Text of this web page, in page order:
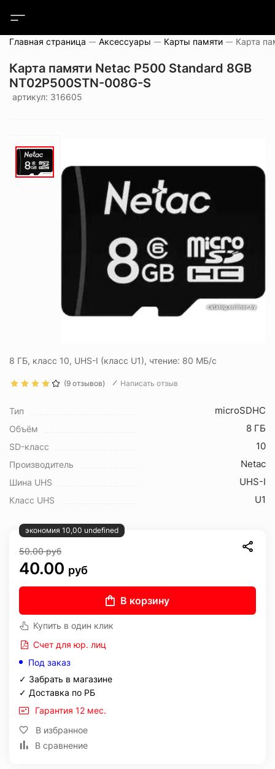
Главная страница Аксессуары Карты памяти
Карта памяти Netac P500 Standard 8GB
NT02P500STN-008G-S
артикул: 316605
8 ГБ, класс 10, UHS-I (класс U1), чтение: 80 МБ/с
(9 отзывов) Написать отзыв
Тип microSDHC
Объём 8 ГБ
SD-класс 10
Производитель Netac
Шина UHS UHS-I
Класс UHS U1
экономия 10,00 undefined
50.00руб
40.00 руб
В корзину
Купить в один клик
Счет для юр. лиц
Под заказ
✓ Забрать в магазине
✓ Доставка по РБ
Гарантия 12 мес.
В избранное
В сравнение